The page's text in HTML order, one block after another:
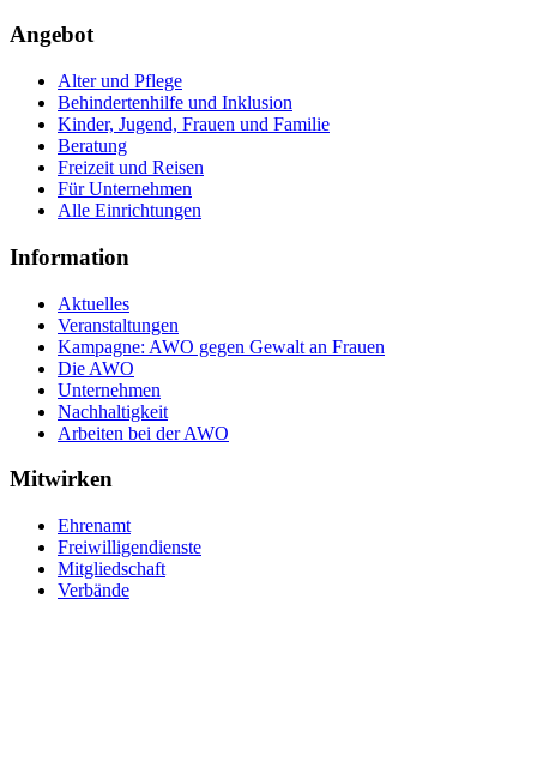
Angebot
Alter und Pflege
Behindertenhilfe und Inklusion
Kinder, Jugend, Frauen und Familie
Beratung
Freizeit und Reisen
Für Unternehmen
Alle Einrichtungen
Information
Aktuelles
Veranstaltungen
Kampagne: AWO gegen Gewalt an Frauen
Die AWO
Unternehmen
Nachhaltigkeit
Arbeiten bei der AWO
Mitwirken
Ehrenamt
Freiwilligendienste
Mitgliedschaft
Verbände